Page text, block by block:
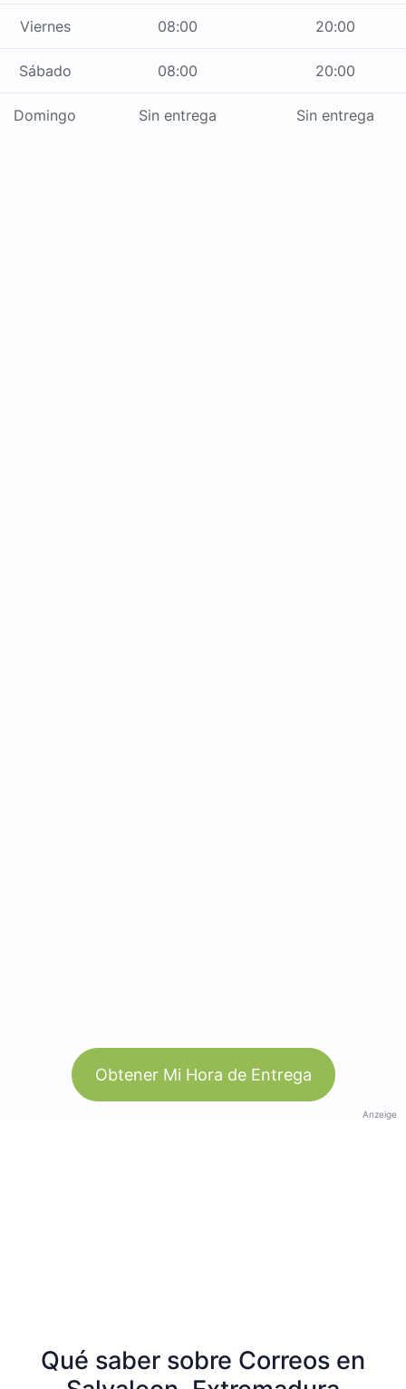
Viernes 08:00 20:00
Sábado 08:00 20:00
Domingo Sin entrega Sin entrega
Obtener Mi Hora de Entrega
Anzeige
Qué saber sobre Correos en